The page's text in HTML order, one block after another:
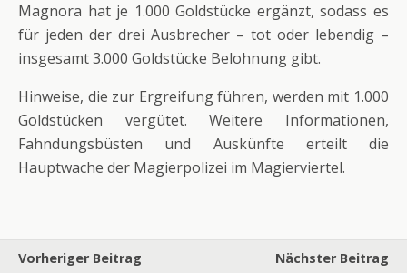
Magnora hat je 1.000 Goldstücke ergänzt, sodass es
für jeden der drei Ausbrecher – tot oder lebendig –
insgesamt 3.000 Goldstücke Belohnung gibt.
Hinweise, die zur Ergreifung führen, werden mit 1.000
Goldstücken vergütet. Weitere Informationen,
Fahndungsbüsten und Auskünfte erteilt die
Hauptwache der Magierpolizei im Magierviertel.
Vorheriger Beitrag
Nächster Beitrag